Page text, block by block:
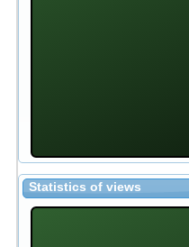
Statistics of views